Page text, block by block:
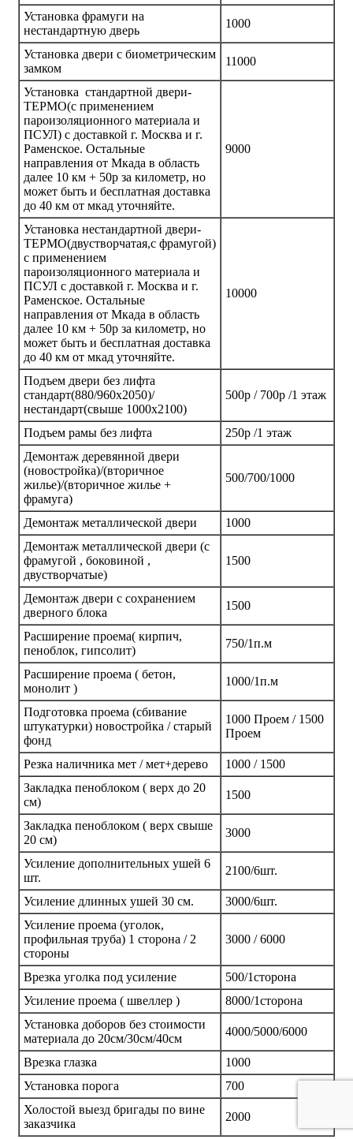
Установка фрамуги на
нестандартную дверь
1000
Установка двери с биометрическим
замком
11000
Установка стандартной двери-
ТЕРМО(с применением
пароизоляционного материала и
ПСУЛ) с доставкой г. Москва и г.
Раменское. Остальные
направления от Мкада в область
далее 10 км + 50р за километр, но
может быть и бесплатная доставка
до 40 км от мкад уточняйте.
9000
Установка нестандартной двери-
ТЕРМО(двустворчатая,с фрамугой)
с применением
пароизоляционного материала и
ПСУЛ с доставкой г. Москва и г.
Раменское. Остальные
направления от Мкада в область
далее 10 км + 50р за километр, но
может быть и бесплатная доставка
до 40 км от мкад уточняйте.
10000
Подъем двери без лифта
стандарт(880/960х2050)/
нестандарт(свыше 1000х2100)
500р / 700р /1 этаж
Подъем рамы без лифта
250р /1 этаж
Демонтаж деревянной двери
(новостройка)/(вторичное
жилье)/(вторичное жилье +
фрамуга)
500/700/1000
Демонтаж металлической двери
1000
Демонтаж металлической двери (с
фрамугой , боковиной ,
двустворчатые)
1500
Демонтаж двери с сохранением
дверного блока
1500
Расширение проема( кирпич,
пеноблок, гипсолит)
750/1п.м
Расширение проема ( бетон,
монолит )
1000/1п.м
Подготовка проема (сбивание
штукатурки) новостройка / старый
фонд
1000 Проем / 1500
Проем
Резка наличника мет / мет+дерево
1000 / 1500
Закладка пеноблоком ( верх до 20
см)
1500
Закладка пеноблоком ( верх свыше
20 см)
3000
Усиление дополнительных ушей 6
шт.
2100/6шт.
Усиление длинных ушей 30 см.
3000/6шт.
Усиление проема (уголок,
профильная труба) 1 сторона / 2
стороны
3000 / 6000
Врезка уголка под усиление
500/1сторона
Усиление проема ( швеллер )
8000/1сторона
Установка доборов без стоимости
материала до 20см/30см/40см
4000/5000/6000
Врезка глазка
1000
Установка порога
700
Холостой выезд бригады по вине
заказчика
2000